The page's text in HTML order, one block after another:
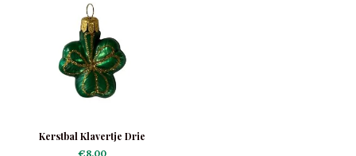
Kerstbal Klavertje Drie
€8,00